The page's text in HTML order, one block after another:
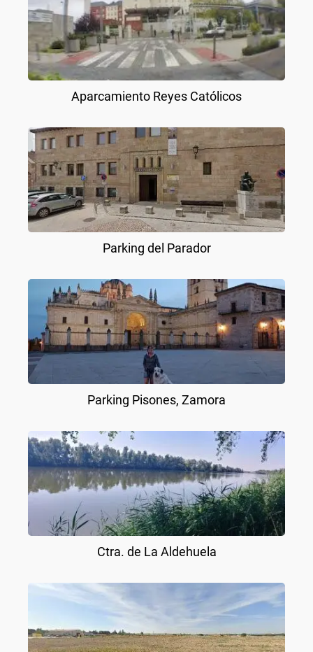
Aparcamiento Reyes Católicos
Parking del Parador
Parking Pisones, Zamora
Ctra. de La Aldehuela